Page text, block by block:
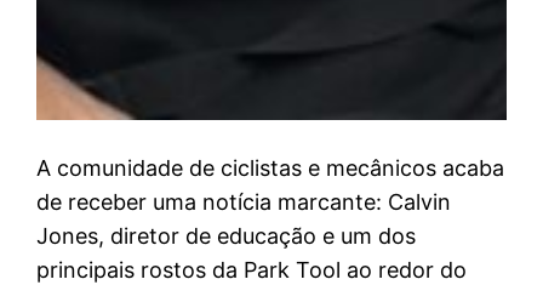
A comunidade de ciclistas e mecânicos acaba
de receber uma notícia marcante: Calvin
Jones, diretor de educação e um dos
principais rostos da Park Tool ao redor do